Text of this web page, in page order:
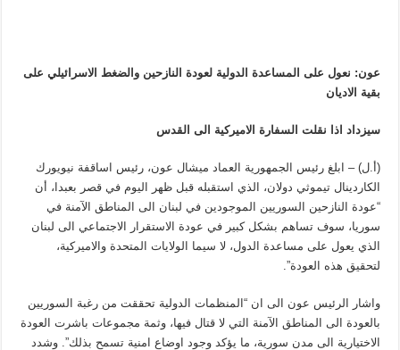
عون: نعول على المساعدة الدولية لعودة النازحين والضغط الاسرائيلي على
بقية الاديان
سيزداد اذا نقلت السفارة الاميركية الى القدس
(أ.ل) – ابلغ رئيس الجمهورية العماد ميشال عون، رئيس اساقفة نيويورك
الكاردينال تيموثي دولان، الذي استقبله قبل ظهر اليوم في قصر بعبدا، أن
“عودة النازحين السوريين الموجودين في لبنان الى المناطق الآمنة في
سوريا، سوف تساهم بشكل كبير في عودة الاستقرار الاجتماعي الى لبنان
الذي يعول على مساعدة الدول، لا سيما الولايات المتحدة والاميركية،
لتحقيق هذه العودة”.
واشار الرئيس عون الى ان “المنظمات الدولية تحققت من رغبة السوريين
بالعودة الى المناطق الآمنة التي لا قتال فيها، وثمة مجموعات باشرت العودة
الاختيارية الى مدن سورية، ما يؤكد وجود اوضاع امنية تسمح بذلك”. وشدد